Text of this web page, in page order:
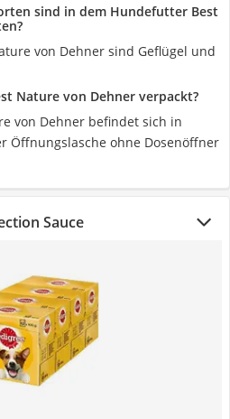
sind in dem Hundefutter Best
von Dehner sind Geflügel und
Nature von Dehner verpackt?
von Dehner befindet sich in
Öffnungslasche ohne Dosenöffner
Sauce